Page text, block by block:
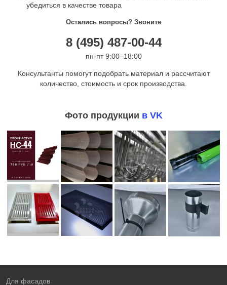
убедиться в качестве товара
Остались вопросы? Звоните
8 (495) 487-00-44
пн-пт 9:00–18:00
Консультанты помогут подобрать материал и рассчитают
количество, стоимость и срок производства.
Фото продукции в VK
Для фасадов